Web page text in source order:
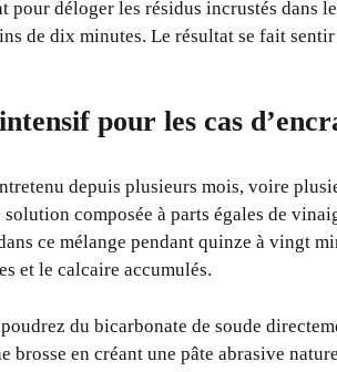
pour déloger les résidus incrustés dans
de dix minutes. Le résultat se fait
pour les cas
depuis plusieurs mois, voire
solution composée à parts égales de
ce mélange pendant quinze à vingt
et le calcaire accumulés.
du bicarbonate de soude
brosse en créant une pâte abrasive